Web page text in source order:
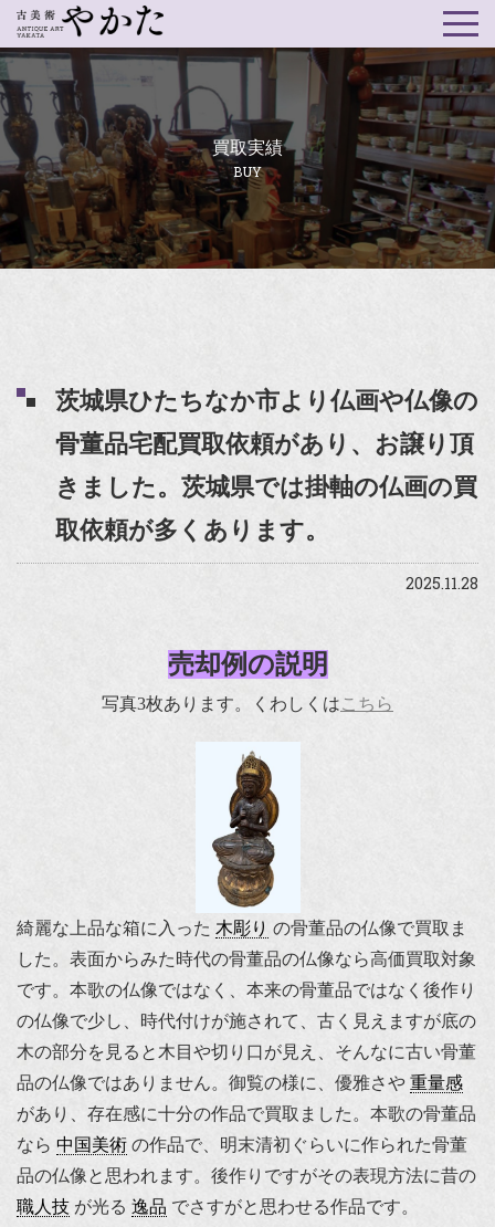
買取実績
BUY
茨城県ひたちなか市より仏画や仏像の
骨董品宅配買取依頼があり、お譲り頂
きました。茨城県では掛軸の仏画の買
取依頼が多くあります。
2025.11.28
売却例の説明
写真3枚あります。くわしくはこちら
綺麗な上品な箱に入った 木彫り の骨董品の仏像で買取ま
した。表面からみた時代の骨董品の仏像なら高価買取対象
です。本歌の仏像ではなく、本来の骨董品ではなく後作り
の仏像で少し、時代付けが施されて、古く見えますが底の
木の部分を見ると木目や切り口が見え、そんなに古い骨董
品の仏像ではありません。御覧の様に、優雅さや 重量感
があり、存在感に十分の作品で買取ました。本歌の骨董品
なら 中国美術 の作品で、明末清初ぐらいに作られた骨董
品の仏像と思われます。後作りですがその表現方法に昔の
職人技 が光る 逸品 でさすがと思わせる作品です。